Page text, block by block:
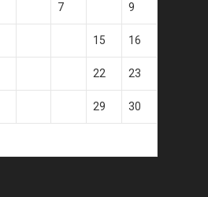
7 9
15 16
22 23
29 30